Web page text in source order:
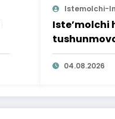
Istemolchi-
Iste’molchi
qilindi
04.08.2026